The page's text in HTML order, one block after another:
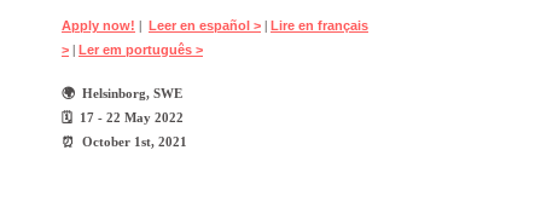
Apply now! Leer en español >
Lire en français
>
Ler em português >
🌍 Helsinborg, SWE
🗓 17 - 22 May 2022
⏰ October 1st, 2021